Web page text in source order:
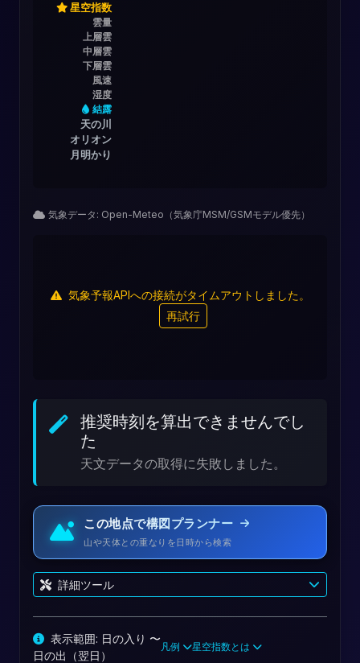
星空指数
雲量
上層雲
中層雲
下層雲
風速
湿度
結露
天の川
オリオン
月明かり
気象データ: Open-Meteo（気象庁MSM/GSMモデル優先）
気象予報APIへの接続がタイムアウトしました。
再試行
推奨時刻を算出できませんでし
た
天文データの取得に失敗しました。
この地点で構図プランナー
山や天体との重なりを日時から検索
詳細ツール
表示範囲: 日の入り 〜
日の出（翌日）
凡例 星空指数とは